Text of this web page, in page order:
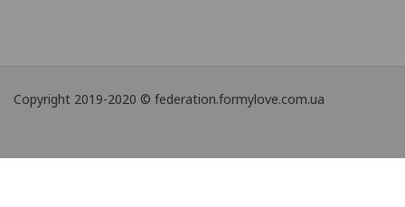
Copyright 2019-2020 © federation.formylove.com.ua